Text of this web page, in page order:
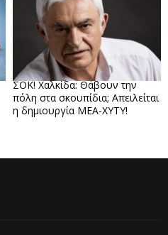
ΣΟΚ! Χαλκίδα: Θάβουν την
πόλη στα σκουπίδια; Απειλείται
η δημιουργία ΜΕΑ-ΧΥΤΥ!